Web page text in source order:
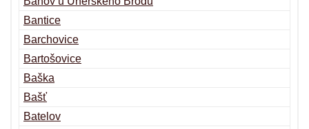
Bantice
Barchovice
Bartošovice
Baška
Bašť
Batelov